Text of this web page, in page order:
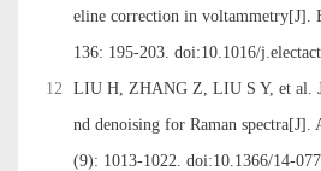
eline correction in voltammetry[J].
136: 195-203. doi:10.1016/
12 LIU H, ZHANG Z, LIU S Y, et al.
nd denoising for Raman spectra[J].
(9): 1013-1022. doi:10.1366/14-